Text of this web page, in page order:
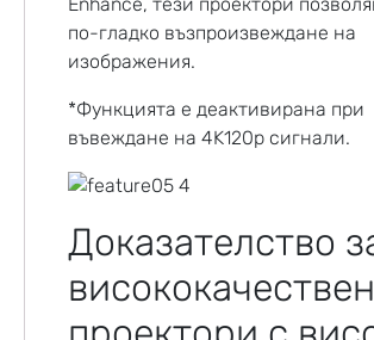
по-гладко възпроизвеждане на
изображения.
*Функцията е деактивирана при
въвеждане на 4K120p сигнали.
Доказателство